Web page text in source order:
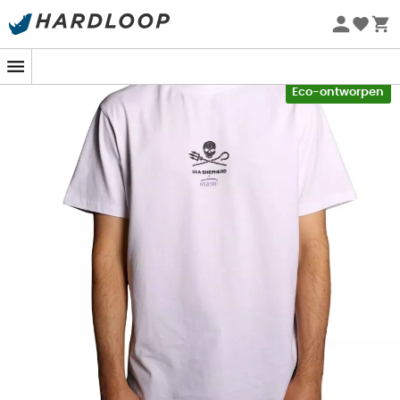
Zomeraanbiedingen 🔥 -5% EXTRA vanaf 2 producten* met
Eco-ontworpen